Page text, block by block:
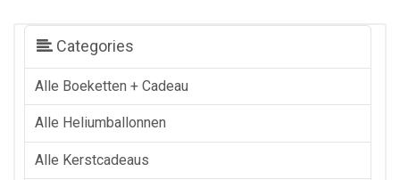
Categories
Alle Boeketten + Cadeau
Alle Heliumballonnen
Alle Kerstcadeaus